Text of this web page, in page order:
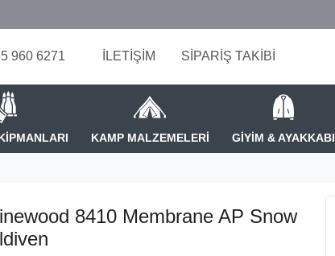
960 6271 İLETİŞİM SİPARİŞ TAKİBİ
KAMP MALZEMELERİ GİYİM & AYAKKABI
8410 Membrane AP Snow